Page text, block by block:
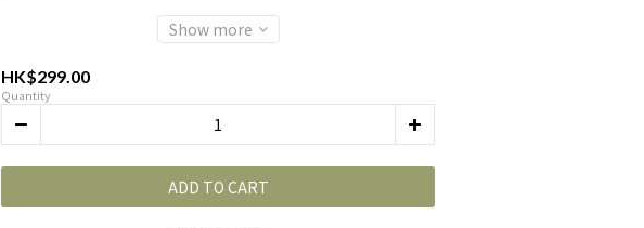
Show more
HK$299.00
Quantity
ADD TO CART